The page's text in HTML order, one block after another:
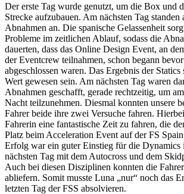
Der erste Tag wurde genutzt, um die Box und
Strecke aufzubauen. Am nächsten Tag standen
Abnahmen an. Die spanische Gelassenheit
Probleme im zeitlichen Ablauf, sodass die
dauerten, dass das Online Design Event, an
der Eventcrew teilnahmen, schon begann
abgeschlossen waren. Das Ergebnis der Statics
Wert gewesen sein. Am nächsten Tag waren
Abnahmen geschafft, gerade rechtzeitig, um
Nacht teilzunehmen. Diesmal konnten unsere
Fahrer beide ihre zwei Versuche fahren.
Fahrerin eine fantastische Zeit zu fahren, die
Platz beim Acceleration Event auf der FS
Erfolg war ein guter Einstieg für die Dynamics
nächsten Tag mit dem Autocross und dem
Auch bei diesen Disziplinen konnten die
abliefern. Somit musste Luna „nur“ noch das
letzten Tag der FSS absolvieren.